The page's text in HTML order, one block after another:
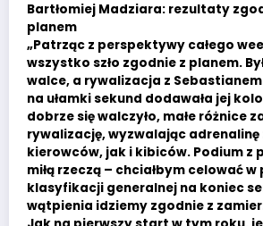
Bartłomiej Madziara: rezultaty
planem
„Patrząc z perspektywy całego
wszystko szło zgodnie z planem.
walce, a rywalizacja z
na ułamki sekund dodawała jej
dobrze się walczyło, małe różnice
rywalizację, wyzwalając adrenalinę
kierowców, jak i kibiców. Podium z
miłą rzeczą – chciałbym celować w
klasyfikacji generalnej na koniec
wątpienia idziemy zgodnie z